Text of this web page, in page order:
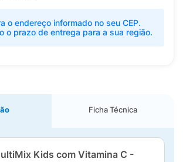
o endereço informado no seu CEP.
o prazo de entrega para a sua região.
Ficha Técnica
Kids com Vitamina C -